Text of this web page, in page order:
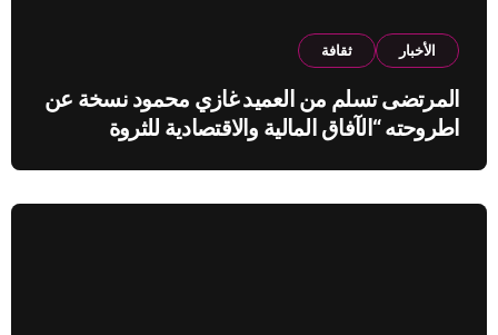
الأخبار ثقافة
المرتضى تسلم من العميد غازي محمود نسخة عن
اطروحته “الآفاق المالية والاقتصادية للثروة